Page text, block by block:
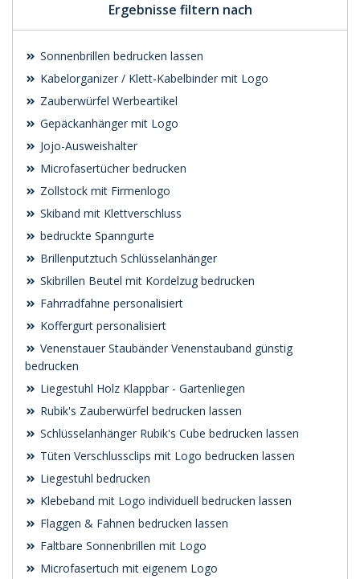
Ergebnisse filtern nach
Sonnenbrillen bedrucken lassen
Kabelorganizer / Klett-Kabelbinder mit Logo
Zauberwürfel Werbeartikel
Gepäckanhänger mit Logo
Jojo-Ausweishalter
Microfasertücher bedrucken
Zollstock mit Firmenlogo
Skiband mit Klettverschluss
bedruckte Spanngurte
Brillenputztuch Schlüsselanhänger
Skibrillen Beutel mit Kordelzug bedrucken
Fahrradfahne personalisiert
Koffergurt personalisiert
Venenstauer Staubänder Venenstauband günstig
bedrucken
Liegestuhl Holz Klappbar - Gartenliegen
Rubik's Zauberwürfel bedrucken lassen
Schlüsselanhänger Rubik's Cube bedrucken lassen
Tüten Verschlussclips mit Logo bedrucken lassen
Liegestuhl bedrucken
Klebeband mit Logo individuell bedrucken lassen
Flaggen & Fahnen bedrucken lassen
Faltbare Sonnenbrillen mit Logo
Microfasertuch mit eigenem Logo